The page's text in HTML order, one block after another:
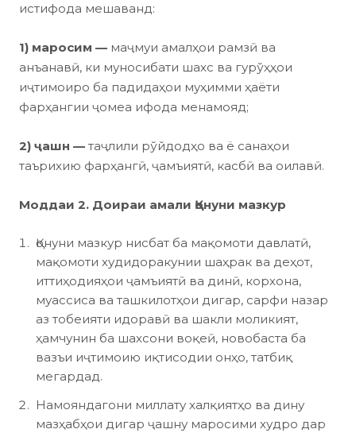
истифода мешаванд:
1) маросим — маҷмуи амалҳои рамзӣ ва
анъанавӣ, ки муносибати шахс ва гурўҳҳои
иҷтимоиро ба падидаҳои муҳимми ҳаёти
фарҳангии ҷомеа ифода менамояд;
2) ҷашн — таҷлили рўйдодҳо ва ё санаҳои
таърихию фарҳангӣ, ҷамъиятӣ, касбӣ ва оилавӣ.
Моддаи 2. Доираи амали Қонуни мазкур
Қонуни мазкур нисбат ба мақомоти давлатӣ,
мақомоти худидоракунии шаҳрак ва деҳот,
иттиҳодияҳои ҷамъиятӣ ва динӣ, корхона,
муассиса ва ташкилотҳои дигар, сарфи назар
аз тобеияти идоравӣ ва шакли моликият,
ҳамчунин ба шахсони воқеӣ, новобаста ба
вазъи иҷтимоию иқтисодии онҳо, татбиқ
мегардад.
Намояндагони миллату халқиятҳо ва дину
мазҳабҳои дигар ҷашну маросими худро дар